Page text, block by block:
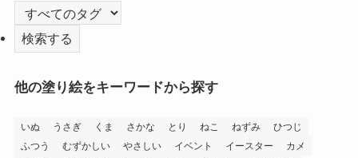
他の塗り絵をキーワードから探す
いぬ うさぎ くま さかな とり ねこ ねずみ
ひつじ
ふつう
むずかしい やさしい イベント イースター
カメ